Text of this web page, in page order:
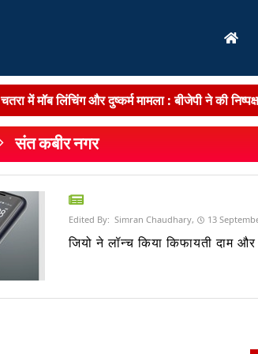
झारखंड विधानसभा का मानसून सत्र :दूसरे दिन सदन के
BIG BREAKING :बिहार के 11 डीआईजी जाएंगे
BIHAR NEWS :प्रमंडलीय आयुक्त ने पटना के गांधी
BIHAR NEWS :
चतरा मॉब लिंचिंग मामला :एसपी ने की बड़ी कार्रवाई, 2
संत कबीर नगर
Edited By: Simran Chaudhary, 13
जियो ने लॉन्च किया किफायती दाम और